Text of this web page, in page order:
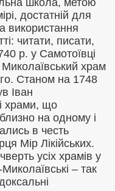
школа, метою
достатній для
використання
читати, писати,
р. у Самотоївці
храм
Станом на 1748
Іван
храми, що
на одному і
в честь
Мір Лікійських.
усіх храмів у
– так